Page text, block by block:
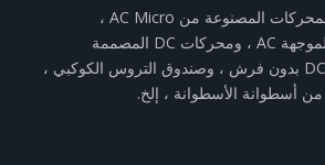
نحن متخصصون في المحركات المصنوعة من AC Micro ،
والمحركات الصغيرة الموجهة AC ، ومحركات DC المصممة
بالفرشاة ، ومحركات DC بدون فرش ، وصندوق التروس الكوكبي ،
أسطوانة الأسطوانة ، إلخ.